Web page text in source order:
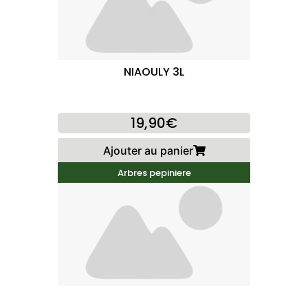
NIAOULY 3L
19,90€
Ajouter au panier
Arbres pepiniere